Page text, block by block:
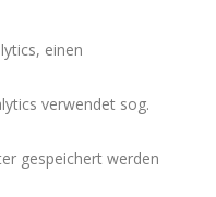
einen
verwendet sog.
gespeichert werden